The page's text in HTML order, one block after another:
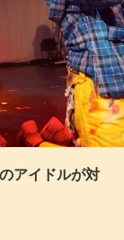
アイドルが対